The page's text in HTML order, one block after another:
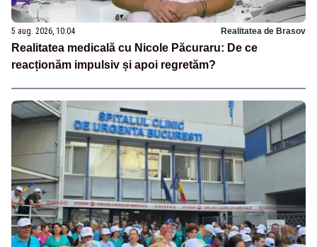
5 aug. 2026, 10:04 Realitatea de Brasov
Realitatea medicală cu Nicole Păcuraru: De ce
reacționăm impulsiv și apoi regretăm?